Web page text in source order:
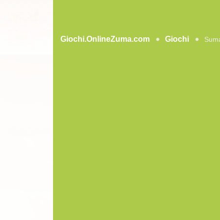
Giochi.OnlineZuma.com Giochi